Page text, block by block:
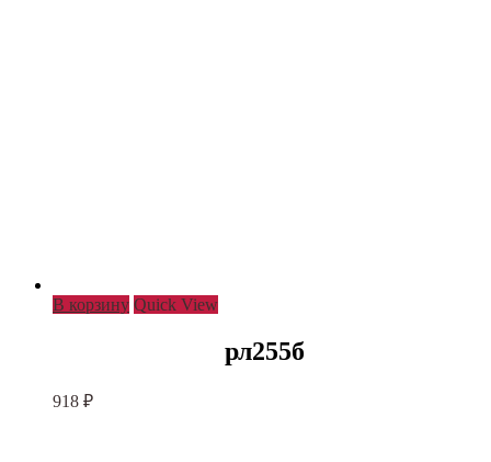
В корзину Quick View
рл255б
918 ₽